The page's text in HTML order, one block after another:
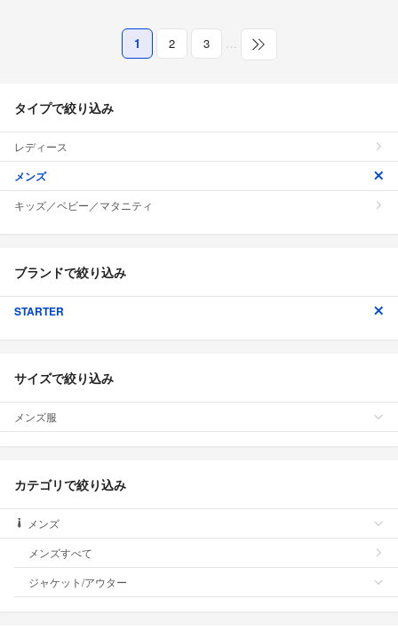
1 2 3 …
タイプで絞り込み
レディース
メンズ
キッズ／ベビー／マタニティ
ブランドで絞り込み
STARTER
サイズで絞り込み
メンズ服
カテゴリで絞り込み
メンズ
メンズすべて
ジャケット/アウター